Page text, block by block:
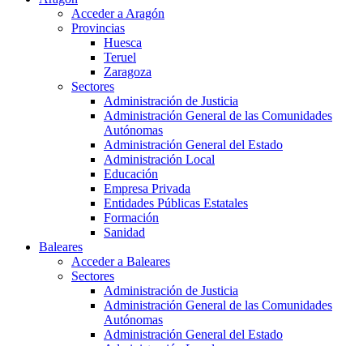
Acceder a Aragón
Provincias
Huesca
Teruel
Zaragoza
Sectores
Administración de Justicia
Administración General de las Comunidades
Autónomas
Administración General del Estado
Administración Local
Educación
Empresa Privada
Entidades Públicas Estatales
Formación
Sanidad
Baleares
Acceder a Baleares
Sectores
Administración de Justicia
Administración General de las Comunidades
Autónomas
Administración General del Estado